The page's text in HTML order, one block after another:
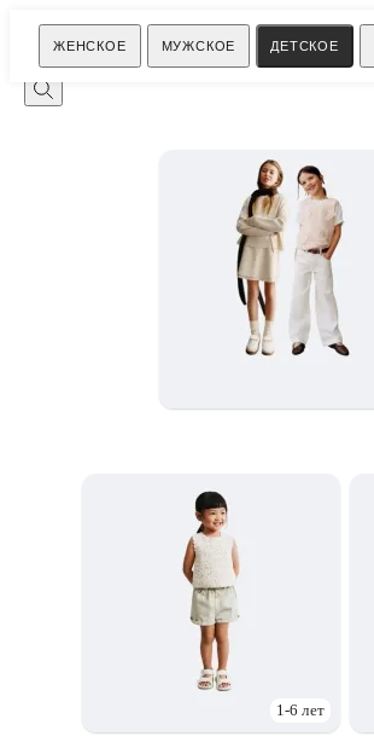
ЖЕНСКОЕ МУЖСКОЕ ДЕТСКОЕ
Поиск
1-6 лет